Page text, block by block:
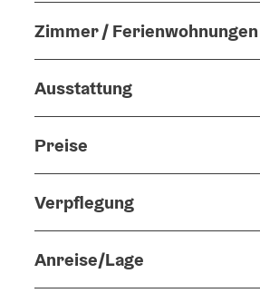
Zimmer / Ferienwohnungen
Ausstattung
Preise
Verpflegung
Anreise/Lage